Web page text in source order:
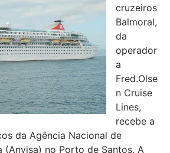
cruzeiros
Balmoral,
da
operador
a
Fred.Olse
n Cruise
Lines,
recebe a
da Agência Nacional de
(Anvisa) no Porto de Santos. A